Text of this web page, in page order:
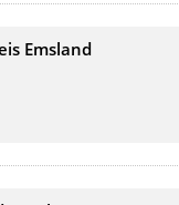
Emsland